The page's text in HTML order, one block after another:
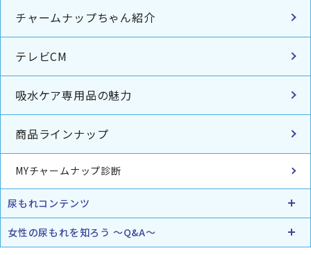
チャームナップちゃん紹介
テレビCM
吸水ケア専用品の魅力
商品ラインナップ
MYチャームナップ診断
尿もれコンテンツ
女性の尿もれを知ろう ～Q&A～